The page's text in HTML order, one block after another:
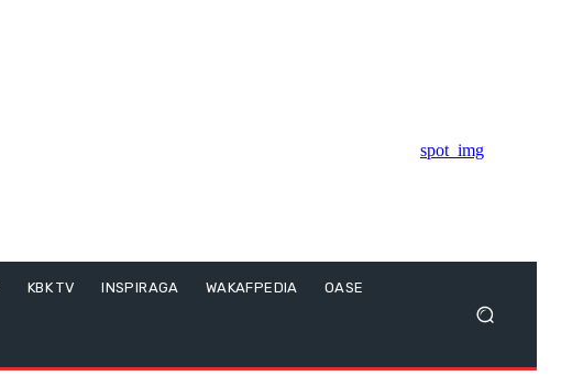
KBK TV INSPIRAGA WAKAFPEDIA OASE